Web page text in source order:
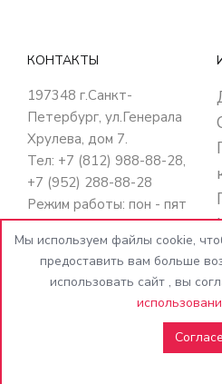
КОНТАКТЫ
197348 г.Санкт-
Петербург, ул.Генерала
Хрулева, дом 7.
Тел: +7 (812) 988-88-28,
+7 (952) 288-88-28
Режим работы: пон - пят
с 10:00 до 20:00
суб - вос с 10:00 до
18:00
E-mail:
info@MebelBspb.ru
Мы используем файлы cookie,
предоставить вам больше
использовать сайт , вы